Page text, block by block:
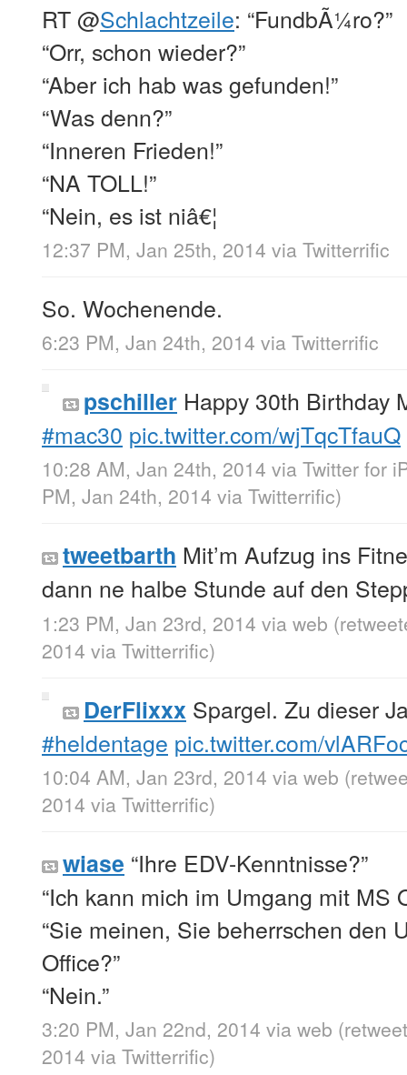
RT@Schlachtzeile: “FundbÃ¼ro?”
“Orr, schon wieder?”
“Aber ich hab was gefunden!”
“Was denn?”
“Inneren Frieden!”
“NA TOLL!”
“Nein, es ist niâ€¦
12:37 PM, Jan 25th, 2014 via Twitterrific
So. Wochenende.
6:23 PM, Jan 24th, 2014 via Twitterrific
pschiller Happy 30th Birthday
#mac30 pic.twitter.com/wjTqcTfauQ
10:28 AM, Jan 24th, 2014 via Twitter for
PM, Jan 24th, 2014 via Twitterrific)
tweetbarth Mit’m Aufzug ins
dann ne halbe Stunde auf den
1:23 PM, Jan 23rd, 2014 via web
2014 via Twitterrific)
DerFlixxx Spargel. Zu dieser
#heldentage pic.twitter.com/
10:04 AM, Jan 23rd, 2014 via web
2014 via Twitterrific)
wiase “Ihre EDV-Kenntnisse?”
“Ich kann mich im Umgang mit MS
“Sie meinen, Sie beherrschen den
Office?”
“Nein.”
3:20 PM, Jan 22nd, 2014 via web
2014 via Twitterrific)